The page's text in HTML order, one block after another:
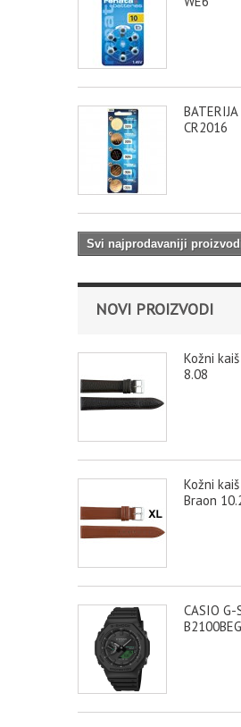
CR2016
Svi najprodavaniji
NOVI PROIZVODI
Kožni
8.08
Kožni
Braon
CASIO G-